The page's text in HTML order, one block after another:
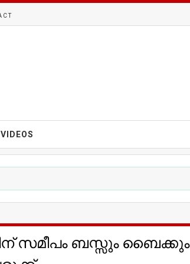
VIDEOS
സമീപം ബസ്സും ബൈക്കും